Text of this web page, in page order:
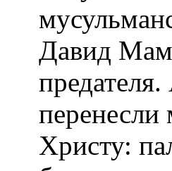
Давид
Христу: